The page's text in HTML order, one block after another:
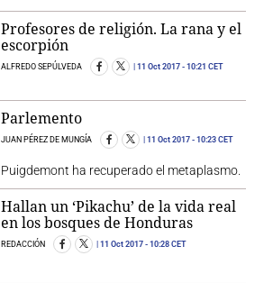
Profesores de religión. La rana y el
escorpión
ALFREDO SEPÚLVEDA 11 Oct 2017 - 10:21 CET
Parlemento
JUAN PÉREZ DE MUNGÍA 11 Oct 2017 - 10:23 CET
Puigdemont ha recuperado el metaplasmo.
Hallan un ‘Pikachu’ de la vida real
en los bosques de Honduras
REDACCIÓN 11 Oct 2017 - 10:28 CET